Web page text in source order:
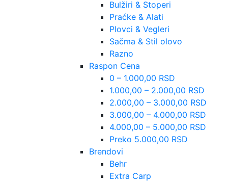
Bulžiri & Stoperi
Praćke & Alati
Plovci & Vegleri
Sačma & Stil olovo
Razno
Raspon Cena
0 – 1.000,00 RSD
1.000,00 – 2.000,00 RSD
2.000,00 – 3.000,00 RSD
3.000,00 – 4.000,00 RSD
4.000,00 – 5.000,00 RSD
Preko 5.000,00 RSD
Brendovi
Behr
Extra Carp